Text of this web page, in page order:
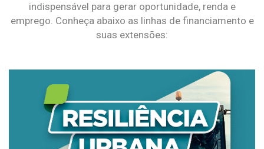
indispensável para gerar oportunidade, renda e
emprego. Conheça abaixo as linhas de financiamento e
suas extensões: